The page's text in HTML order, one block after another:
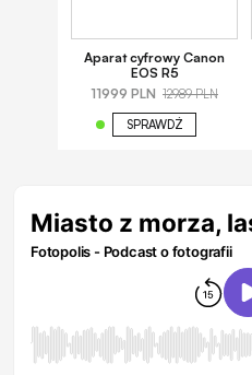
Aparat cyfrowy Canon
EOS R5
11999 PLN 12989 PLN
SPRAWDŹ